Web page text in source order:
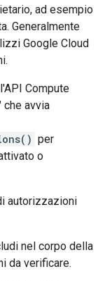
ad esempio
Generalmente
Google Cloud
Compute
che avvia
per
o
autorizzazioni
nel corpo della
da verificare.